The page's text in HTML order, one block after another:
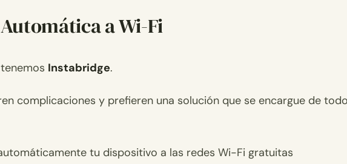
a Wi-Fi
Instabridge.
complicaciones y prefieren una solución que se encargue de
tu dispositivo a las redes Wi-Fi gratuitas